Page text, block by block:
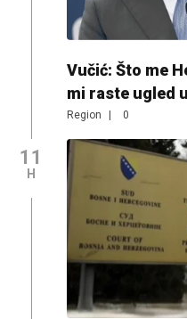
Vučić: Što me
mi raste ugled
Region | 0
11
H